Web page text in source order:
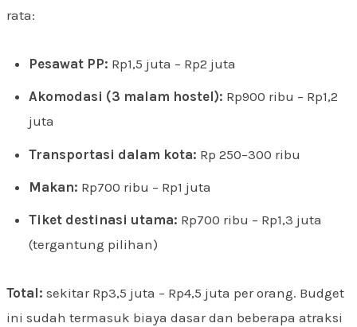
rata:
Pesawat PP: Rp1,5 juta – Rp2 juta
Akomodasi (3 malam hostel): Rp900 ribu – Rp1,2
juta
Transportasi dalam kota: Rp 250–300 ribu
Makan: Rp700 ribu – Rp1 juta
Tiket destinasi utama: Rp700 ribu – Rp1,3 juta
(tergantung pilihan)
Total: sekitar Rp3,5 juta – Rp4,5 juta per orang. Budget
ini sudah termasuk biaya dasar dan beberapa atraksi